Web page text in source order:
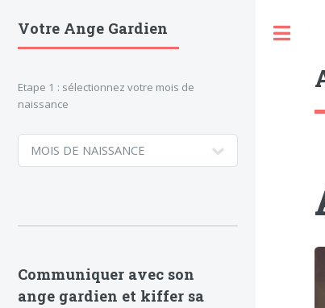
Votre Ange Gardien
Etape 1 : sélectionnez votre mois de
naissance
Communiquer avec son
ange gardien et kiffer sa